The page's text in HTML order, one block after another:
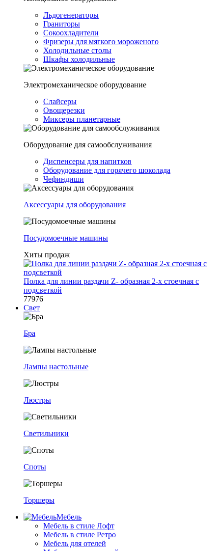
Льдогенераторы
Граниторы
Сокоохладители
Фризеры для мягкого мороженого
Холодильные столы
Шкафы холодильные
Электромеханическое оборудование
Слайсеры
Овощерезки
Миксеры планетарные
Оборудование для самообслуживания
Диспенсеры для напитков
Оборудование для горячего шоколада
Чефиндиши
Аксессуары для оборудования
Посудомоечные машины
Хиты продаж
Полка для линии раздачи Z- образная 2-х стоечная с
подсветкой
77976
Свет
Бра
Лампы настольные
Люстры
Светильники
Споты
Торшеры
Мебель
Мебель в стиле Лофт
Мебель в стиле Ретро
Мебель для отелей